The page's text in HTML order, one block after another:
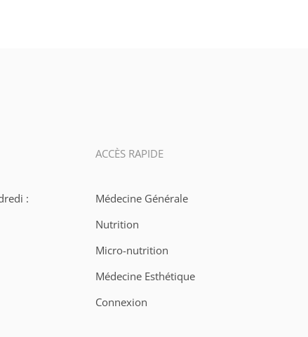
:
ACCÈS RAPIDE
Médecine Générale
Nutrition
Micro-nutrition
Médecine Esthétique
Connexion